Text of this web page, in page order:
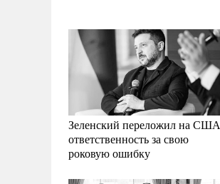
Зеленский переложил на США
ответственность за свою
роковую ошибку